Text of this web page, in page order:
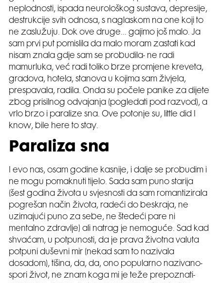
neplodnosti, ispada neurološkog sustava, depresije,
destrukcije svih odnosa, s naglaskom na one koji to
ne zaslužuju. Dok ove druge… gajimo još malo. Ja
sam prvi put pomislila da malo moram zastati kad
nisam znala gdje sam se probudila- ne radi
mamurluka, već radi toliko brze promjene kreveta,
gradova, hotela, stanova u kojima sam živjela,
prespavala, radila. Onda su počele panike za dijete
zbog prisilnog odvajanja (pogledati pod razvod), a
vrlo brzo i paralize sna. Ove potonje su, little did I
know, bile here to stay.
Paraliza sna
I evo nas, osam godine kasnije, i dalje se probudim i
ne mogu pomaknuti tijelo. Sada sam puno starija
(šest godina života u svjesnosti da sam romantizirala
pogrešan način života, radeći do beskraja, ne
uzimajući puno za sebe, ne štedeći pare ni
mentalno zdravlje) ali natrag je nemoguće. Sad kad
shvaćam, u potpunosti, da je prava životna valuta
potpuni duševni mir (nekad sam to nazivala
dosadom), tišina, da, da, ono popularno nazivano-
spori život, ne znam koga mi je teže prepoznati-